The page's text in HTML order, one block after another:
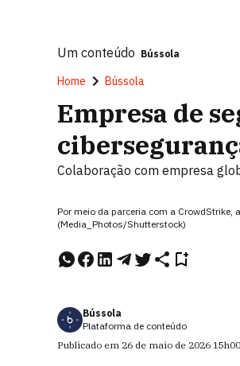
Um conteúdo Bússola
Home Bússola
Empresa de
Colaboração com empresa
Por meio da parceria com a
(Media_Photos/Shutterstock)
Bússola
Plataforma de conteúdo
Publicado em 26 de maio de 2026 15h00